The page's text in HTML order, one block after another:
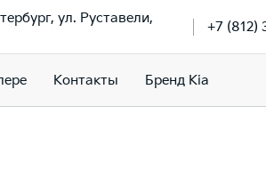
ул. Руставели,
+7 (812)
Контакты Бренд Kia